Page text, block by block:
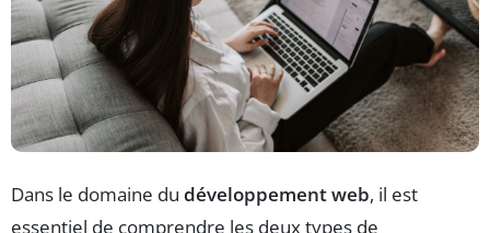
Dans le domaine du développement web, il est
essentiel de comprendre les deux types de